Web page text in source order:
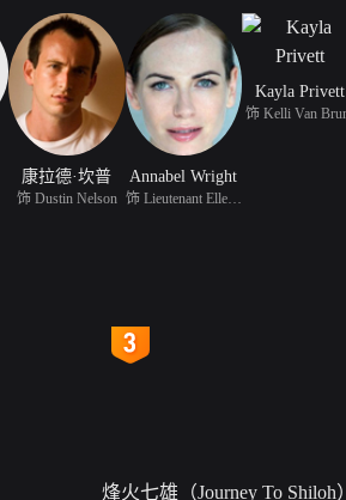
康拉德·坎普
饰 Dustin Nelson
Annabel Wright
饰 Lieutenant Ellen Abr
Kayla Privett
饰 Kelli Van
烽火七雄（Journey To Shiloh）